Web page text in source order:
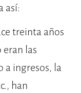
así:
treinta años
las
a ingresos, la
han